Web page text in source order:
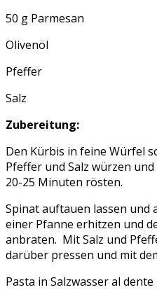
50 g Parmesan
Olivenöl
Pfeffer
Salz
Zubereitung:
Den Kürbis in feine Würfel
Pfeffer und Salz würzen und
20-25 Minuten rösten.
Spinat auftauen lassen und
einer Pfanne erhitzen und
anbraten. Mit Salz und
darüber pressen und mit
Pasta in Salzwasser al dente